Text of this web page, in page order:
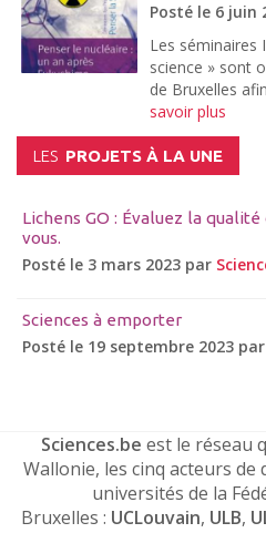
Posté le 6 juin
Les séminaires
science » sont
de Bruxelles
savoir plus
LES PROJETS À LA UNE
Lichens GO : Évaluez la
vous.
Posté le 3 mars 2023 par
Sciences à emporter
Posté le 19 septembre 2023 par
Sciences.be est le réseau
Wallonie, les cinq acteurs de
universités de la
Bruxelles : UCLouvain, ULB,